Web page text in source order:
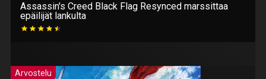
Assassin's Creed Black Flag Resynced marssittaa
epäilijät lankulta
Arvostelu